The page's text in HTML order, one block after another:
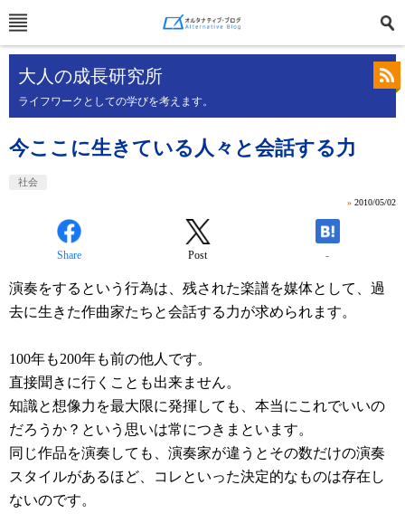
大人の成長研究所
ライフワークとしての学びを考えます。
今ここに生きている人々と会話する力
社会
» 2010/05/02
Share Post -
演奏をするという行為は、残された楽譜を媒体として、過
去に生きた作曲家たちと会話する力が求められます。
100年も200年も前の他人です。
直接聞きに行くことも出来ません。
知識と想像力を最大限に発揮しても、本当にこれでいいの
だろうか？という思いは常につきまといます。
同じ作品を演奏しても、演奏家が違うとその数だけの演奏
スタイルがあるほど、コレといった決定的なものは存在し
ないのです。